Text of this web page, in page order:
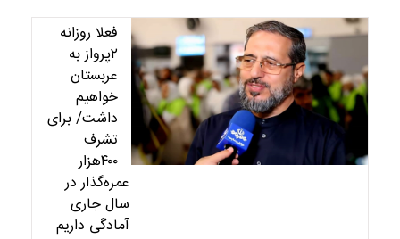
فعلا روزانه
۲پرواز به
عربستان
خواهیم
داشت/ برای
تشرف
۴۰۰هزار
عمره‌گذار در
سال جاری
آمادگی داریم